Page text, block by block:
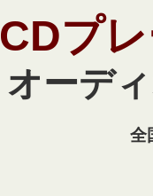
CDプ
オーデ
全